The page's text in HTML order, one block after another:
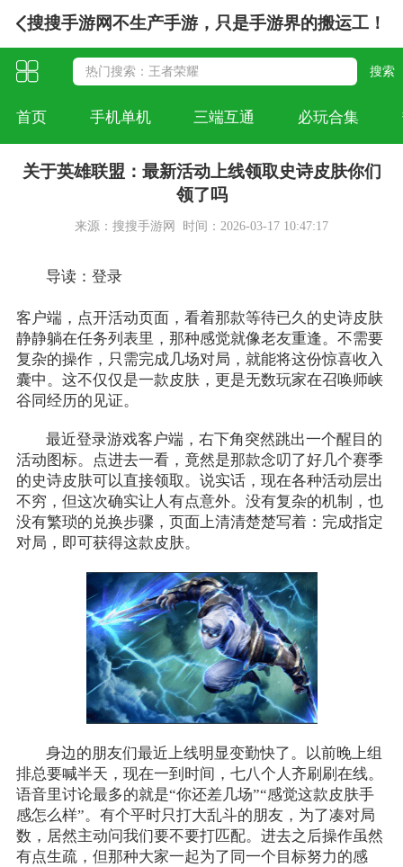
搜搜手游网不生产手游，只是手游界的搬运工！
首页 手机单机 三端互通 必玩合集
关于英雄联盟：最新活动上线领取史诗皮肤你们
领了吗
来源：搜搜手游网 时间：2026-03-17 10:47:17
导读：登录
客户端，点开活动页面，看着那款等待已久的史诗皮肤
静静躺在任务列表里，那种感觉就像老友重逢。不需要
复杂的操作，只需完成几场对局，就能将这份惊喜收入
囊中。这不仅仅是一款皮肤，更是无数玩家在召唤师峡
谷同经历的见证。
最近登录游戏客户端，右下角突然跳出一个醒目的
活动图标。点进去一看，竟然是那款念叨了好几个赛季
的史诗皮肤可以直接领取。说实话，现在各种活动层出
不穷，但这次确实让人有点意外。没有复杂的机制，也
没有繁琐的兑换步骤，页面上清清楚楚写着：完成指定
对局，即可获得这款皮肤。
身边的朋友们最近上线明显变勤快了。以前晚上组
排总要喊半天，现在一到时间，七八个人齐刷刷在线。
语音里讨论最多的就是“你还差几场”“感觉这款皮肤手
感怎么样”。有个平时只打大乱斗的朋友，为了凑对局
数，居然主动问我们要不要打匹配。进去之后操作虽然
有点生疏，但那种大家一起为了同一个目标努力的感